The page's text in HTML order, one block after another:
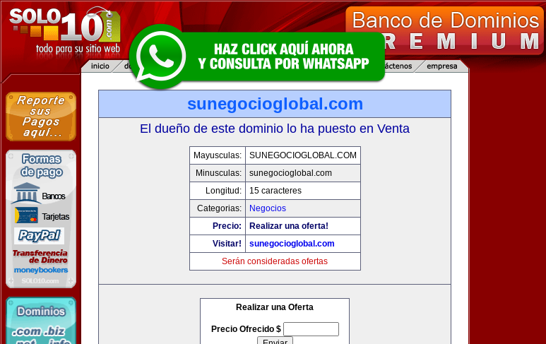
sunegocioglobal.com
El dueño de este dominio lo ha puesto en Venta
Mayusculas:
SUNEGOCIOGLOBAL.COM
Minusculas:
sunegocioglobal.com
Longitud:
15 caracteres
Categorias:
Negocios
Precio:
Realizar una oferta!
Visitar!
sunegocioglobal.com
Serán consideradas ofertas
Realizar una Oferta
Precio Ofrecido $